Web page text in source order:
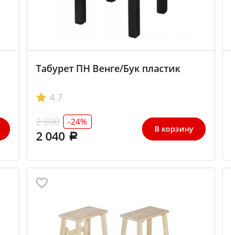
Табурет ПН Венге/Бук пластик
4.7
2 690
-24%
2 040 В корзину